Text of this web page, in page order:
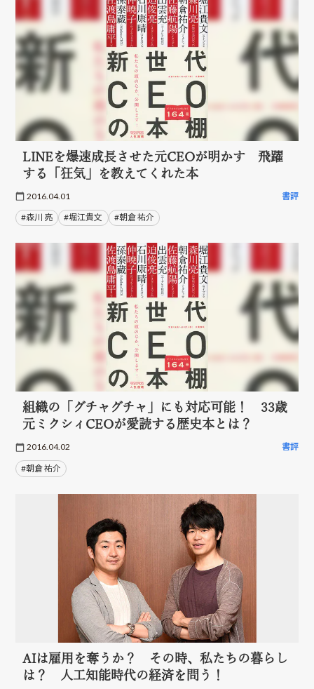
LINEを爆速成長させた元CEOが明かす 飛躍
する「狂気」を教えてくれた本
2016.04.01 書評
#森川 亮 #堀江貴文 #朝倉 祐介
組織の「グチャグチャ」にも対応可能！ 33歳
元ミクシィCEOが愛読する歴史本とは？
2016.04.02 書評
#朝倉 祐介
AIは雇用を奪うか？ その時、私たちの暮らし
は？ 人工知能時代の経済を問う！